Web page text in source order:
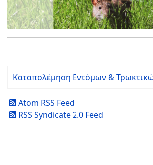
Καταπολέμηση Εντόμων &
Atom RSS Feed
RSS Syndicate 2.0 Feed